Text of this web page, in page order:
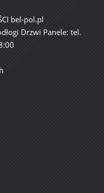
bel-pol.pl
Drzwi Panele: tel.